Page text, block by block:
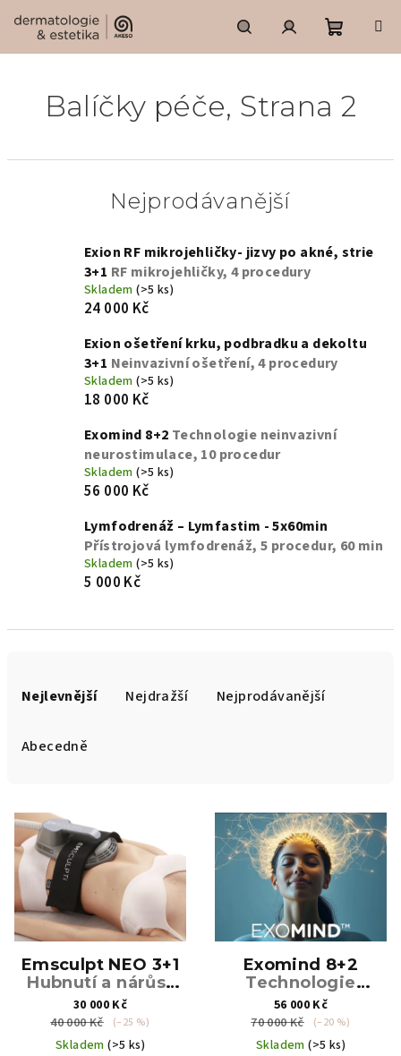
HledatPřihlášeníNákupní
košík
Balíčky péče, Strana 2
Nejprodávanější
Exion RF mikrojehličky- jizvy po akné, strie
3+1 RF mikrojehličky, 4 procedury
Skladem(>5 ks)
24 000 Kč
Exion ošetření krku, podbradku a dekoltu
3+1 Neinvazivní ošetření, 4 procedury
Skladem(>5 ks)
18 000 Kč
Exomind 8+2 Technologie neinvazivní
neurostimulace, 10 procedur
Skladem(>5 ks)
56 000 Kč
Lymfodrenáž – Lymfastim - 5x60min
Přístrojová lymfodrenáž, 5 procedur, 60 min
Skladem(>5 ks)
5 000 Kč
p
r
o
d
u
k
Nejlevnější Nejdražší Nejprodávanější
Abecedně
V
ý
p
s
p
Emsculpt NEO 3+1
Hubnutí a nárůst
svalů zároveň, 4
procedury
30 000 Kč
40 000 Kč
(–25 %)
Skladem(>5 ks)
Exomind 8+2
Technologie
neinvazivní
neurostimulace, 10
procedur
56 000 Kč
70 000 Kč
(–20 %)
Skladem(>5 ks)